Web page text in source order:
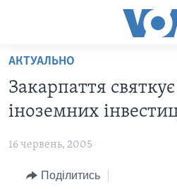
Перейти
матеріалу
Перейти
меню
Перейти
АКТУАЛЬНО
США
УКРАЇНА
ПОЛІТИКА В США
АДМІНІСТРАЦІЯ
АКТУАЛЬНО
Закарпаття
iноземних
16 червень, 2005
Поділитись